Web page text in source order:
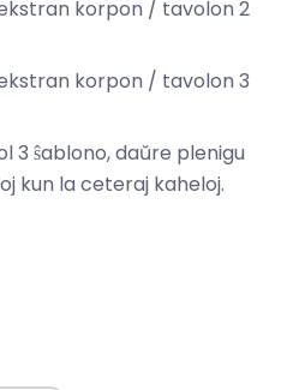
korpon / tavolon 2
korpon / tavolon 3
3 ŝablono, daŭre plenigu
kun la ceteraj kaheloj.